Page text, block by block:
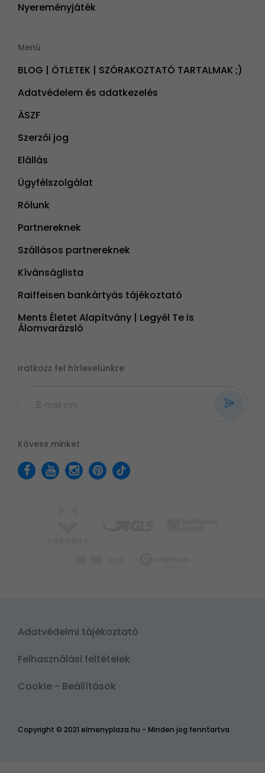
Nyereményjáték
Menü
BLOG | ÖTLETEK | SZÓRAKOZTATÓ TARTALMAK ;)
Adatvédelem és adatkezelés
ÁSZF
Szerzői jog
Elállás
Ügyfélszolgálat
Rólunk
Partnereknek
Szállásos partnereknek
Kívánságlista
Raiffeisen bankártyás tájékoztató
Ments Életet Alapítvány | Legyél Te is
Álomvarázsló
Iratkozz fel hírlevelünkre
Kövess minket
Copyright © 2021 elmenyplaza.hu - Minden jog fenntartva
Adatvédelmi tájékoztató
Felhasználási feltételek
Cookie - Beállítások